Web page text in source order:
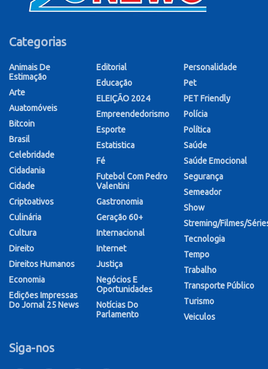
Categorias
Animais De
Estimação
Arte
Auatomóveis
Bitcoin
Brasil
Celebridade
Cidadania
Cidade
Criptoativos
Culinária
Cultura
Direito
Direitos Humanos
Economia
Edições Impressas
Do Jornal 25 News
Editorial
Educação
ELEIÇÃO 2024
Empreendedorismo
Esporte
Estatistica
Fé
Futebol Com Pedro
Valentini
Gastronomia
Geração 60+
Internacional
Internet
Justiça
Negócios E
Oportunidades
Notícias Do
Parlamento
Personalidade
Pet
PET Friendly
Polícia
Política
Saúde
Saúde Emocional
Segurança
Semeador
Show
Streming/Filmes/
Tecnologia
Tempo
Trabalho
Transporte Público
Turismo
Veiculos
Siga-nos